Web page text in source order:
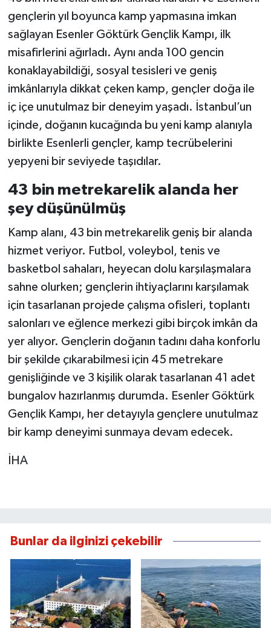
gençlerin yıl boyunca kamp yapmasına imkan
sağlayan Esenler Göktürk Gençlik Kampı, ilk
misafirlerini ağırladı. Aynı anda 100 gencin
konaklayabildiği, sosyal tesisleri ve geniş
imkânlarıyla dikkat çeken kamp, gençler doğa ile
iç içe unutulmaz bir deneyim yaşadı. İstanbul’un
içinde, doğanın kucağında bu yeni kamp alanıyla
birlikte Esenlerli gençler, kamp tecrübelerini
yepyeni bir seviyede taşıdılar.
43 bin metrekarelik alanda her
şey düşünülmüş
Kamp alanı, 43 bin metrekarelik geniş bir alanda
hizmet veriyor. Futbol, voleybol, tenis ve
basketbol sahaları, heyecan dolu karşılaşmalara
sahne olurken; gençlerin ihtiyaçlarını karşılamak
için tasarlanan projede çalışma ofisleri, toplantı
salonları ve eğlence merkezi gibi birçok imkân da
yer alıyor. Gençlerin doğanın tadını daha konforlu
bir şekilde çıkarabilmesi için 45 metrekare
genişliğinde ve 3 kişilik olarak tasarlanan 41 adet
bungalov hazırlanmış durumda. Esenler Göktürk
Gençlik Kampı, her detayıyla gençlere unutulmaz
bir kamp deneyimi sunmaya devam edecek.
İHA
Bunlar da ilginizi çekebilir